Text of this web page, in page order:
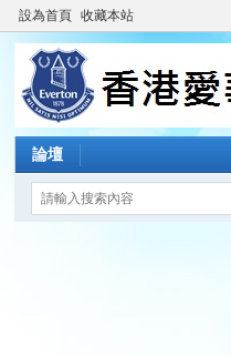
設為首頁 收藏本站
論壇